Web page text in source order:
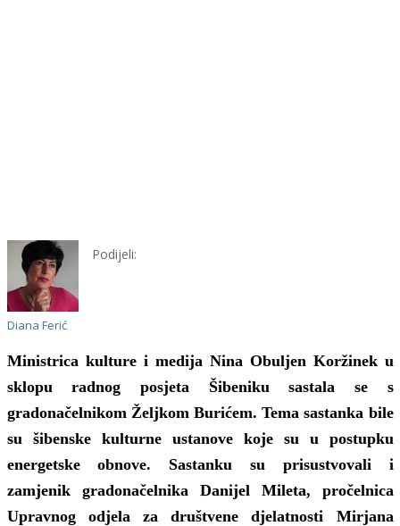
Diana Ferić
Podijeli:
Ministrica kulture i medija Nina Obuljen Koržinek u
sklopu radnog posjeta Šibeniku sastala se s
gradonačelnikom Željkom Burićem. Tema sastanka bile
su šibenske kulturne ustanove koje su u postupku
energetske obnove. Sastanku su prisustvovali i
zamjenik gradonačelnika Danijel Mileta, pročelnica
Upravnog odjela za društvene djelatnosti Mirjana